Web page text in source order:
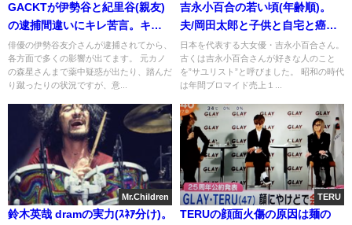
GACKTが伊勢谷と紀里谷(親友)
の逮捕間違いにキレ苦言。キス
シーン[画像]
俳優の伊勢谷友介さんが逮捕されてから、
各方面で多くの影響が出てます。 元カノ
の森星さんまで薬中疑惑が出たり、踏んだ
り蹴ったりの状況ですが、意...
吉永小百合の若い頃(年齢順)。
夫/岡田太郎と子供と自宅と癌。
渡哲也との昔
日本を代表する大女優・吉永小百合さん。
古くは吉永小百合さんが好きな人のこと
を”サユリスト”と呼びました。 昭和の時代
は年間ブロマイド売上１...
Mr.Children
鈴木英哉 dramの実力(ｽﾈｱ分け)。
TERU
TERUの顔面火傷の原因は麺の